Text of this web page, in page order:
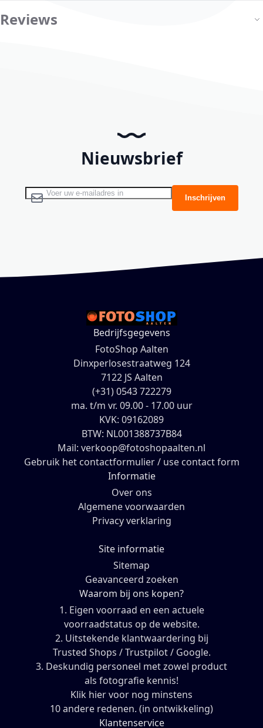
Reviews
Nieuwsbrief
Abonneer u op onze nieuwsbrief Inschrijven
Bedrijfsgegevens
FotoShop Aalten
Dinxperlosestraatweg 124
7122 JS Aalten
(+31) 0543 722279
ma. t/m vr. 09.00 - 17.00 uur
KVK: 09162089
BTW: NL001388737B84
Mail: verkoop@fotoshopaalten.nl
Gebruik het contactformulier / use contact form
Informatie
Over ons
Algemene voorwaarden
Privacy verklaring
Site informatie
Sitemap
Geavanceerd zoeken
Waarom bij ons kopen?
1. Eigen voorraad en een actuele
voorraadstatus op de website.
2. Uitstekende klantwaardering bij
Trusted Shops / Trustpilot / Google.
3. Deskundig personeel met zowel product
als fotografie kennis!
Klik hier voor nog minstens
10 andere redenen. (in ontwikkeling)
Klantenservice